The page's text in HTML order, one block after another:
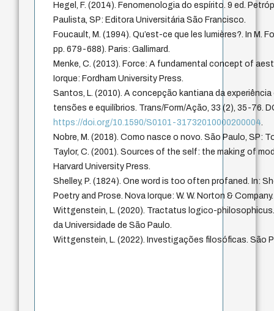
Hegel, F. (2014). Fenomenologia do espírito. 9 ed.
Paulista, SP: Editora Universitária São Francisco.
Foucault, M. (1994). Qu’est-ce que les lumières?. In M.
pp. 679-688). Paris: Gallimard.
Menke, C. (2013). Force: A fundamental concept of
Iorque: Fordham University Press.
Santos, L. (2010). A concepção kantiana da
tensões e equilíbrios. Trans/Form/Ação, 33 (2), 35-76.
https://doi.org/10.1590/S0101-31732010000200004.
Nobre, M. (2018). Como nasce o novo. São Paulo, SP:
Taylor, C. (2001). Sources of the self: the making of
Harvard University Press.
Shelley, P. (1824). One word is too often profaned. In:
Poetry and Prose. Nova Iorque: W. W. Norton & Company.
Wittgenstein, L. (2020). Tractatus logico-
da Universidade de São Paulo.
Wittgenstein, L. (2022). Investigações filosóficas. São